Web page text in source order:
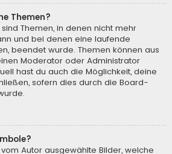
Themen?
Themen, in denen nicht mehr
und bei denen eine laufende
beendet wurde. Themen können aus
Moderator oder Administrator
hast du auch die Möglichkeit, deine
sofern dies durch die Board-
Autor ausgewählte Bilder, welche